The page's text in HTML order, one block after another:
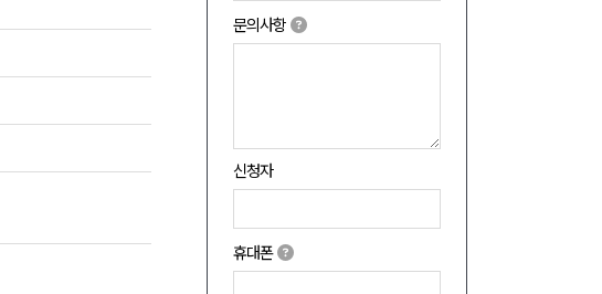
문의사항
신청자
휴대폰